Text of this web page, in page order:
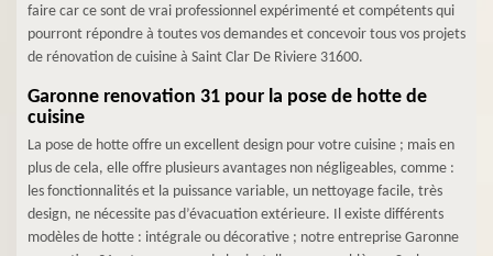
faire car ce sont de vrai professionnel expérimenté et compétents qui
pourront répondre à toutes vos demandes et concevoir tous vos projets
de rénovation de cuisine à Saint Clar De Riviere 31600.
Garonne renovation 31 pour la pose de hotte de
cuisine
La pose de hotte offre un excellent design pour votre cuisine ; mais en
plus de cela, elle offre plusieurs avantages non négligeables, comme :
les fonctionnalités et la puissance variable, un nettoyage facile, très
design, ne nécessite pas d’évacuation extérieure. Il existe différents
modèles de hotte : intégrale ou décorative ; notre entreprise Garonne